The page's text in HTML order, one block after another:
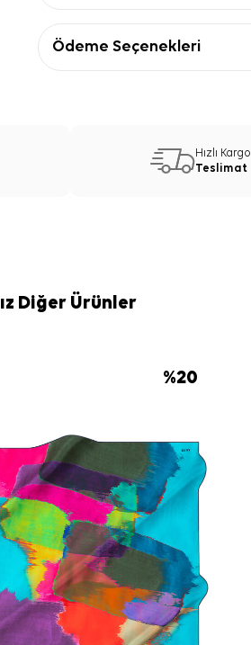
Ödeme Seçenekleri
Hızlı Kargo
Teslimat
Diğer Ürünler
%20